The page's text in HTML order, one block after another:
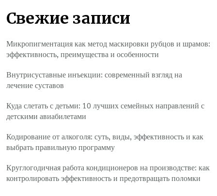
Свежие записи
Микропигментация как метод маскировки рубцов и шрамов:
эффективность, преимущества и особенности
Внутрисуставные инъекции: современный взгляд на
лечение суставов
Куда слетать с детьми: 10 лучших семейных направлений с
детскими авиабилетами
Кодирование от алкоголя: суть, виды, эффективность и как
выбрать правильную программу
Круглогодичная работа кондиционеров на производстве: как
контролировать эффективность и предотвращать поломки